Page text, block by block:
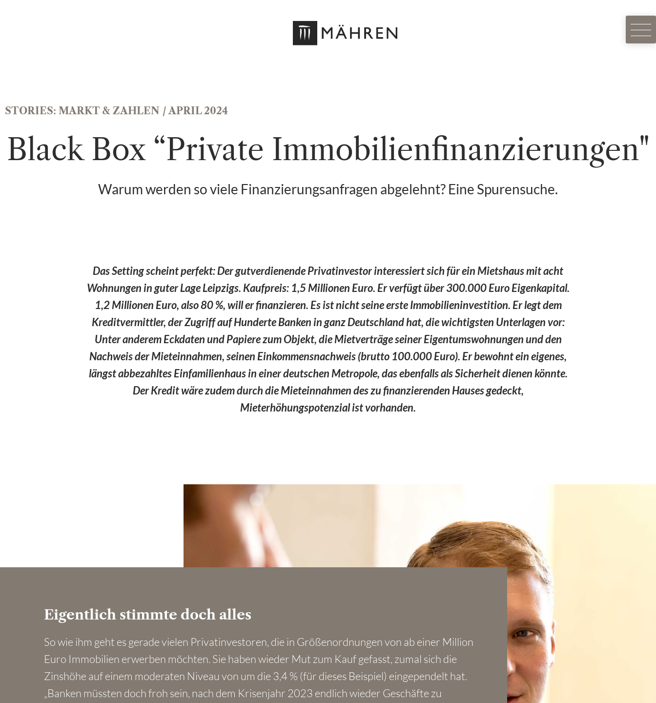
STORIES: MARKT & ZAHLEN / APRIL 2024
Black Box “Private Immobilienfinanzierungen"
Warum werden so viele Finanzierungsanfragen abgelehnt? Eine Spurensuche.
Das Setting scheint perfekt: Der gutverdienende Privatinvestor interessiert sich für ein Mietshaus mit acht
Wohnungen in guter Lage Leipzigs. Kaufpreis: 1,5 Millionen Euro. Er verfügt über 300.000 Euro Eigenkapital.
1,2 Millionen Euro, also 80 %, will er finanzieren. Es ist nicht seine erste Immobilieninvestition. Er legt dem
Kreditvermittler, der Zugriff auf Hunderte Banken in ganz Deutschland hat, die wichtigsten Unterlagen vor:
Unter anderem Eckdaten und Papiere zum Objekt, die Mietverträge seiner Eigentumswohnungen und den
Nachweis der Mieteinnahmen, seinen Einkommensnachweis (brutto 100.000 Euro). Er bewohnt ein eigenes,
längst abbezahltes Einfamilienhaus in einer deutschen Metropole, das ebenfalls als Sicherheit dienen könnte.
Der Kredit wäre zudem durch die Mieteinnahmen des zu finanzierenden Hauses gedeckt,
Mieterhöhungspotenzial ist vorhanden.
Eigentlich stimmte doch alles
So wie ihm geht es gerade vielen Privatinvestoren, die in Größenordnungen von ab einer Million
Euro Immobilien erwerben möchten. Sie haben wieder Mut zum Kauf gefasst, zumal sich die
Zinshöhe auf einem moderaten Niveau von um die 3,4 % (für dieses Beispiel) eingependelt hat.
„Banken müssten doch froh sein, nach dem Krisenjahr 2023 endlich wieder Geschäfte zu